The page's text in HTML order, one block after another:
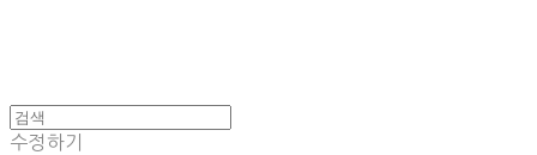
수정하기